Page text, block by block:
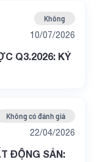
Không
10/07/2026
Q3.2026: KỶ
Không có đánh giá
22/04/2026
ĐỘNG SẢN: